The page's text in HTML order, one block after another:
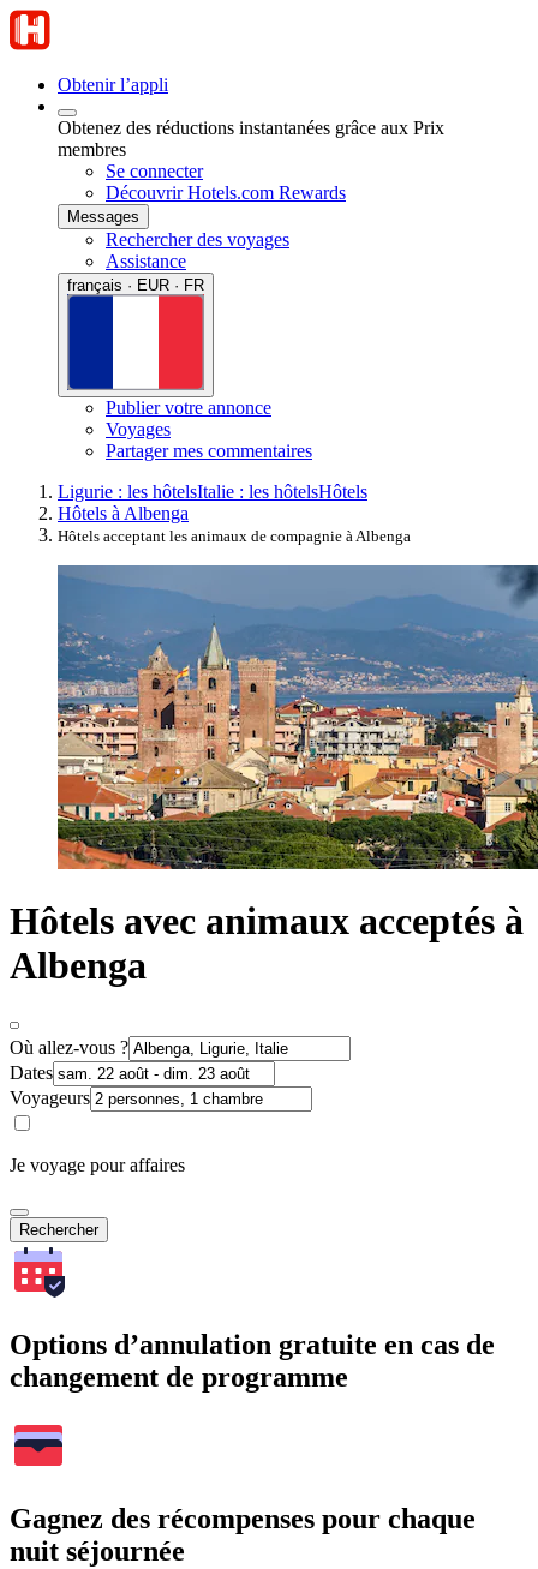
Obtenir l’appli
Obtenez des réductions instantanées grâce aux Prix
membres
Se connecter
Découvrir Hotels.com Rewards
Messages
Rechercher des voyages
Assistance
français · EUR · FR
Publier votre annonce
Voyages
Partager mes commentaires
Ligurie : les hôtelsItalie : les hôtelsHôtels
Hôtels à Albenga
Hôtels acceptant les animaux de compagnie à Albenga
Hôtels avec animaux acceptés à
Albenga
Où allez-vous ?
Dates
Voyageurs
Je voyage pour affaires
Rechercher
Options d’annulation gratuite en cas de
changement de programme
Gagnez des récompenses pour chaque
nuit séjournée